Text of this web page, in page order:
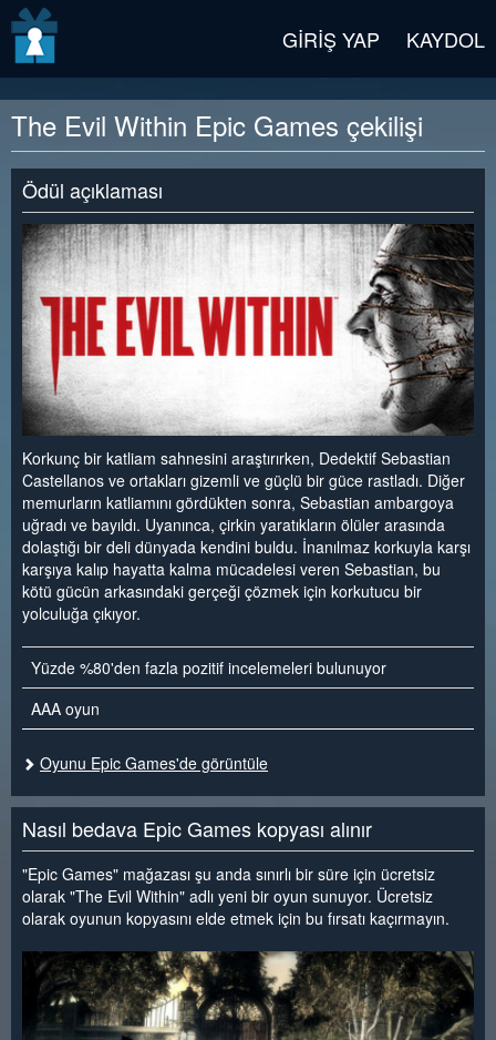
GIRIŞ YAP KAYDOL
The Evil Within Epic Games çekilişi
Ödül açıklaması
Korkunç bir katliam sahnesini araştırırken, Dedektif Sebastian
Castellanos ve ortakları gizemli ve güçlü bir güce rastladı. Diğer
memurların katliamını gördükten sonra, Sebastian ambargoya
uğradı ve bayıldı. Uyanınca, çirkin yaratıkların ölüler arasında
dolaştığı bir deli dünyada kendini buldu. İnanılmaz korkuyla karşı
karşıya kalıp hayatta kalma mücadelesi veren Sebastian, bu
kötü gücün arkasındaki gerçeği çözmek için korkutucu bir
yolculuğa çıkıyor.
Yüzde %80'den fazla pozitif incelemeleri bulunuyor
AAA oyun
Oyunu Epic Games'de görüntüle
Nasıl bedava Epic Games kopyası alınır
"Epic Games" mağazası şu anda sınırlı bir süre için ücretsiz
olarak "The Evil Within" adlı yeni bir oyun sunuyor. Ücretsiz
olarak oyunun kopyasını elde etmek için bu fırsatı kaçırmayın.
< >